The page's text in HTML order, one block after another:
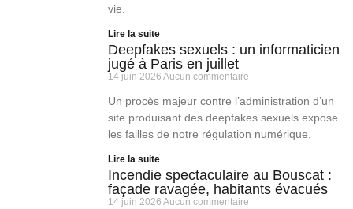
vie.
Lire la suite
Deepfakes sexuels : un informaticien
jugé à Paris en juillet
14 juin 2026 Aucun commentaire
Un procès majeur contre l’administration d’un
site produisant des deepfakes sexuels expose
les failles de notre régulation numérique.
Lire la suite
Incendie spectaculaire au Bouscat :
façade ravagée, habitants évacués
14 juin 2026 Aucun commentaire